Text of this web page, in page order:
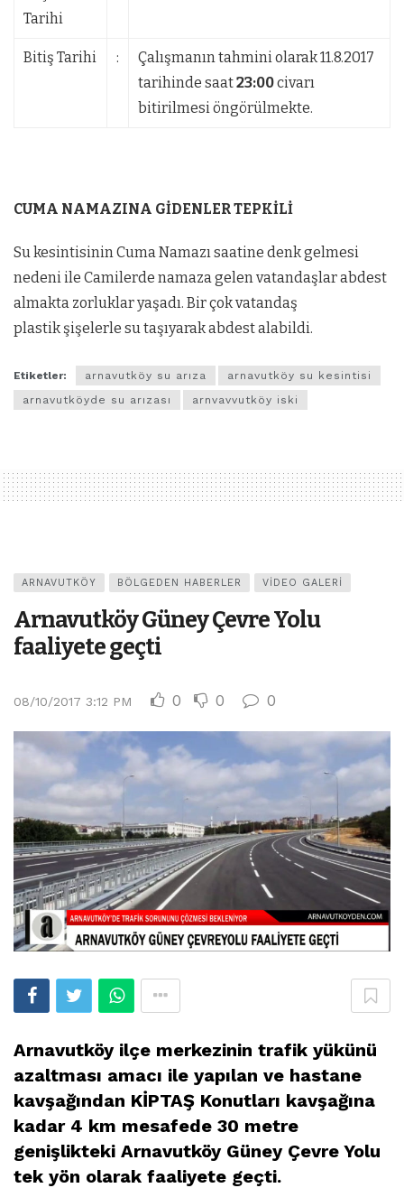
Tarihi
Bitiş Tarihi :
Çalışmanın tahmini olarak 11.8.2017
tarihinde saat23:00civarı
bitirilmesi öngörülmekte.
CUMA NAMAZINA GİDENLER TEPKİLİ
Su kesintisinin Cuma Namazı saatine denk gelmesi
nedeni ile Camilerde namaza gelen vatandaşlar abdest
almakta zorluklar yaşadı. Bir çok vatandaş
plastik şişelerle su taşıyarak abdest alabildi.
Etiketler: arnavutköy su arıza
arnavutköy su kesintisi
arnavutköyde su arızası
arnvavvutköy iski
ARNAVUTKÖY BÖLGEDEN HABERLER VIDEO GALERI
Arnavutköy Güney Çevre Yolu
faaliyete geçti
08/10/2017 3:12 PM 0 0 0
Arnavutköy ilçe merkezinin trafik yükünü
azaltması amacı ile yapılan ve hastane
kavşağından KİPTAŞ Konutları kavşağına
kadar 4 km mesafede 30 metre
genişlikteki Arnavutköy Güney Çevre Yolu
tek yön olarak faaliyete geçti.